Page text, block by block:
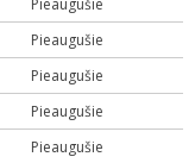
Pieaugušie
Pieaugušie
Pieaugušie
Pieaugušie
Pieaugušie